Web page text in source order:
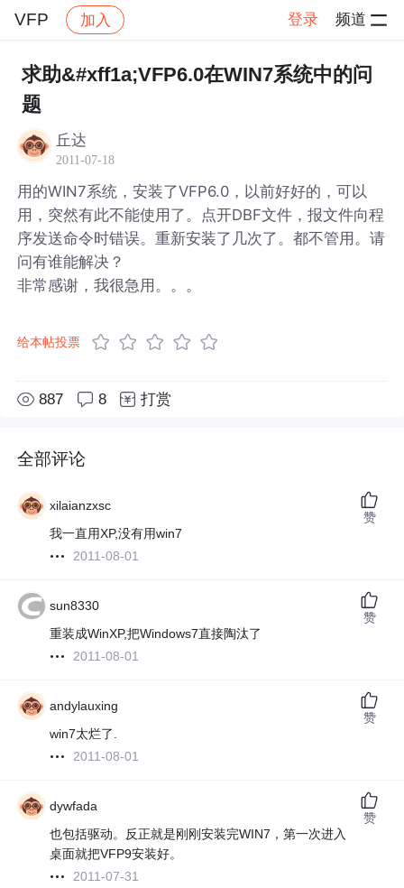
VFP 加入 登录 频道
社区 VFP
求助&#xff1a;VFP6.0在WIN7系统中的问
题
丘达
2011-07-18
用的WIN7系统，安装了VFP6.0，以前好好的，可以
用，突然有此不能使用了。点开DBF文件，报文件向程
序发送命令时错误。重新安装了几次了。都不管用。请
问有谁能解决？
非常感谢，我很急用。。。
给本帖投票
887 8 打赏
全部评论
xilaianzxsc
我一直用XP,没有用win7
2011-08-01
赞
sun8330
重装成WinXP,把Windows7直接陶汰了
2011-08-01
赞
andylauxing
win7太烂了.
2011-08-01
赞
dywfada
也包括驱动。反正就是刚刚安装完WIN7，第一次进入
桌面就把VFP9安装好。
2011-07-31
赞